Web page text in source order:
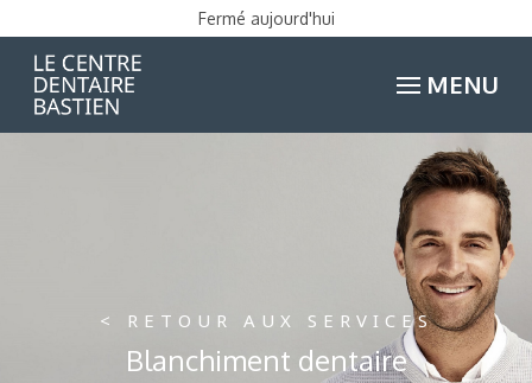
Fermé aujourd'hui
MENU
< RETOUR AUX SERVICES
Blanchiment dentaire